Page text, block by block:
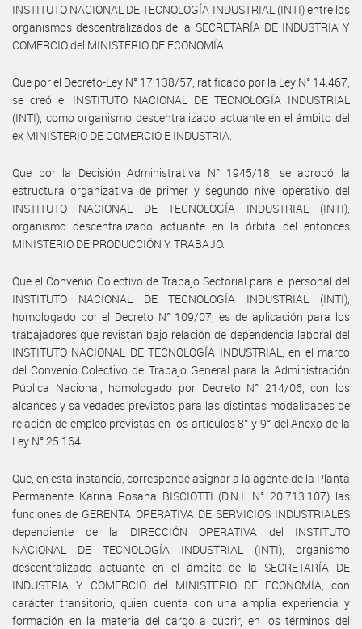
INSTITUTO NACIONAL DE TECNOLOGÍA INDUSTRIAL (INTI) entre los
organismos descentralizados de la SECRETARÍA DE INDUSTRIA Y
COMERCIO del MINISTERIO DE ECONOMÍA.
Que por el Decreto-Ley N° 17.138/57, ratificado por la Ley N° 14.467,
se creó el INSTITUTO NACIONAL DE TECNOLOGÍA INDUSTRIAL
(INTI), como organismo descentralizado actuante en el ámbito del
ex MINISTERIO DE COMERCIO E INDUSTRIA.
Que por la Decisión Administrativa N° 1945/18, se aprobó la
estructura organizativa de primer y segundo nivel operativo del
INSTITUTO NACIONAL DE TECNOLOGÍA INDUSTRIAL (INTI),
organismo descentralizado actuante en la órbita del entonces
MINISTERIO DE PRODUCCIÓN Y TRABAJO.
Que el Convenio Colectivo de Trabajo Sectorial para el personal del
INSTITUTO NACIONAL DE TECNOLOGÍA INDUSTRIAL (INTI),
homologado por el Decreto N° 109/07, es de aplicación para los
trabajadores que revistan bajo relación de dependencia laboral del
INSTITUTO NACIONAL DE TECNOLOGÍA INDUSTRIAL, en el marco
del Convenio Colectivo de Trabajo General para la Administración
Pública Nacional, homologado por Decreto N° 214/06, con los
alcances y salvedades previstos para las distintas modalidades de
relación de empleo previstas en los artículos 8° y 9° del Anexo de la
Ley N° 25.164.
Que, en esta instancia, corresponde asignar a la agente de la Planta
Permanente Karina Rosana BISCIOTTI (D.N.I. N° 20.713.107) las
funciones de GERENTA OPERATIVA DE SERVICIOS INDUSTRIALES
dependiente de la DIRECCIÓN OPERATIVA del INSTITUTO
NACIONAL DE TECNOLOGÍA INDUSTRIAL (INTI), organismo
descentralizado actuante en el ámbito de la SECRETARÍA DE
INDUSTRIA Y COMERCIO del MINISTERIO DE ECONOMÍA, con
carácter transitorio, quien cuenta con una amplia experiencia y
formación en la materia del cargo a cubrir, en los términos del